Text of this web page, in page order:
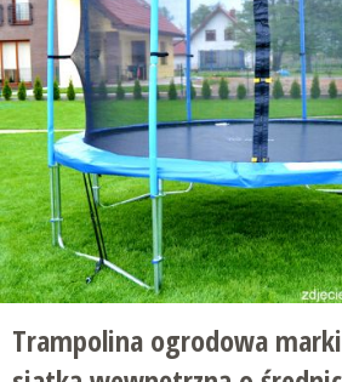
Trampolina ogrodowa marki